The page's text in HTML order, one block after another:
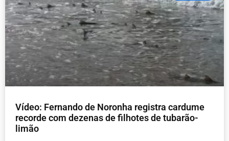
Vídeo: Fernando de Noronha registra cardume
recorde com dezenas de filhotes de tubarão-
limão